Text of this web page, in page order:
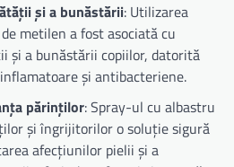
și a bunăstării: Utilizarea
metilen a fost asociată cu
și a bunăstării copiilor, datorită
și antibacteriene.
părinților: Spray-ul cu albastru
și îngrijitorilor o soluție sigură
afecțiunilor pielii și a